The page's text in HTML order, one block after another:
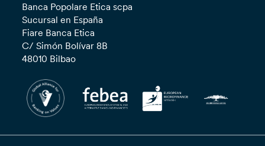
Banca Popolare Etica scpa
Sucursal en España
Fiare Banca Etica
C/ Simón Bolívar 8B
48010 Bilbao